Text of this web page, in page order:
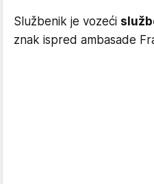
Službenik je vozeći
znak ispred ambasade